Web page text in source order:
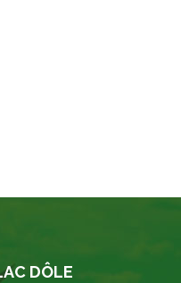
DÔLE